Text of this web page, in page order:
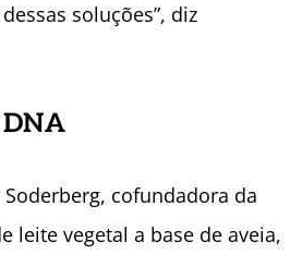
soluções”, diz
DNA
cofundadora da
leite vegetal a base de aveia,